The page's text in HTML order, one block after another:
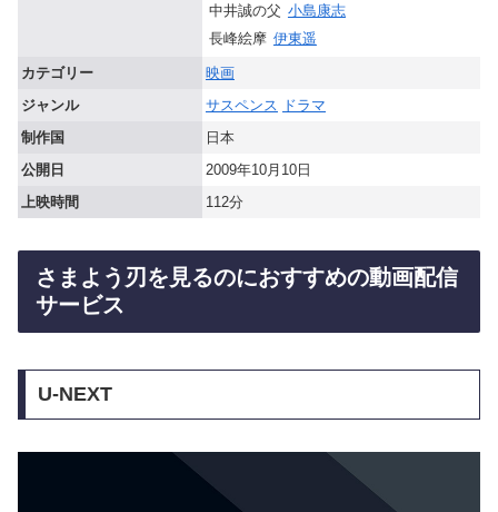
中井誠の父 小島康志
長峰絵摩 伊東遥
カテゴリー
映画
ジャンル
サスペンス ドラマ
制作国
日本
公開日
2009年10月10日
上映時間
112分
さまよう刃を見るのにおすすめの動画配信
サービス
U-NEXT